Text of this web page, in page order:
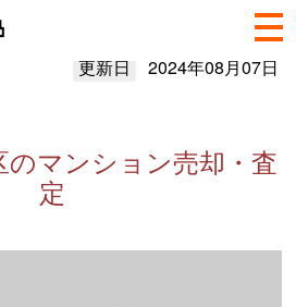
更新日 2024年08月07日
のマンション売却・査
定